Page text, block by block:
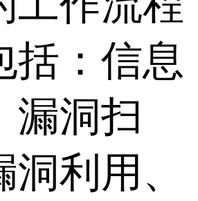
括：信息
漏洞扫
利用、